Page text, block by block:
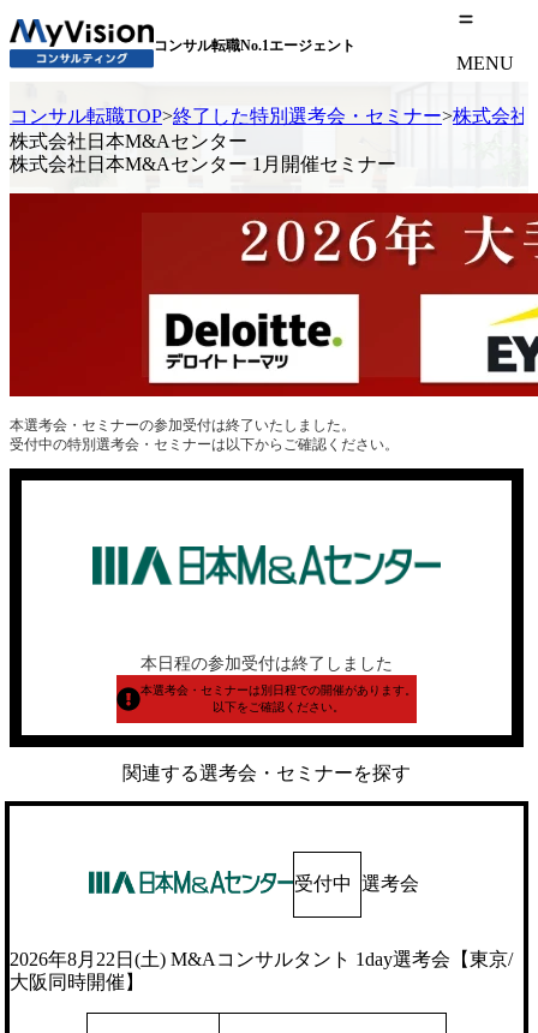
コンサル転職No.1エージェント
MENU
コンサル転職TOP>終了した特別選考会・セミナー>株式会社
株式会社日本M&Aセンター
株式会社日本M&Aセンター 1月開催セミナー
本選考会・セミナーの参加受付は終了いたしました。
受付中の特別選考会・セミナーは以下からご確認ください。
本日程の参加受付は終了しました
本選考会・セミナーは別日程での開催があります。
以下をご確認ください。
関連する選考会・セミナーを探す
受付中 選考会
2026年8月22日(土) M&Aコンサルタント 1day選考会【東京/
大阪同時開催】